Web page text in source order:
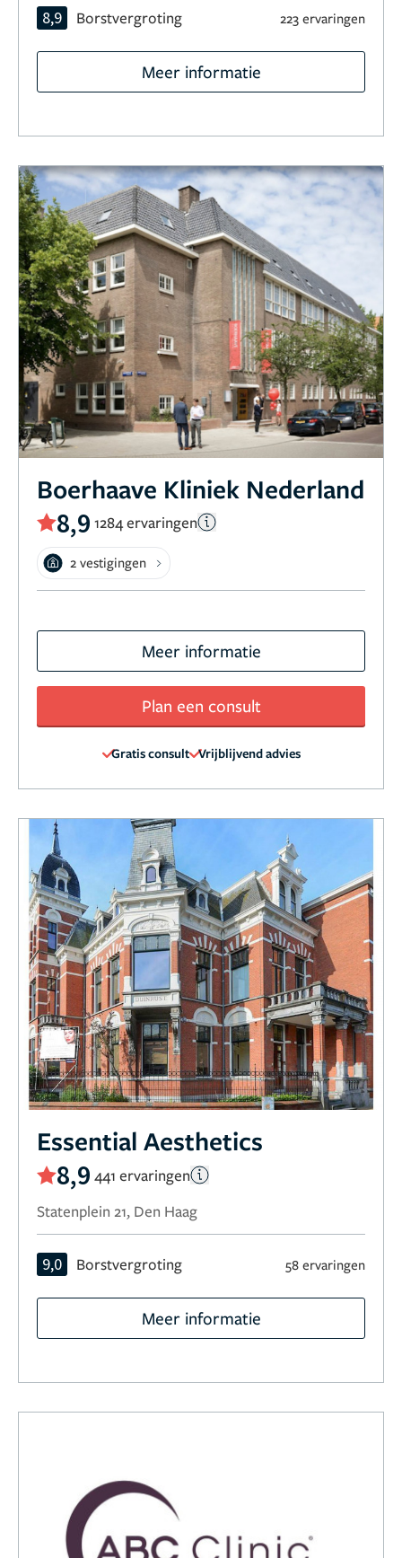
8,9 Borstvergroting 223 ervaringen
Meer informatie
Boerhaave Kliniek Nederland
8,9 1284 ervaringen
2 vestigingen
Meer informatie
Plan een consult
Gratis consult Vrijblijvend advies
Essential Aesthetics
8,9 441 ervaringen
Statenplein 21, Den Haag
9,0 Borstvergroting 58 ervaringen
Meer informatie